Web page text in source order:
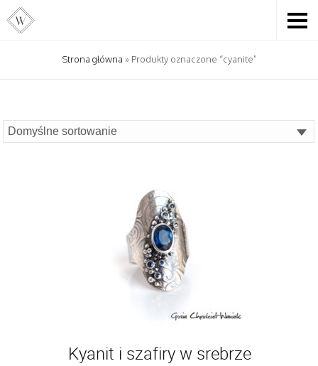
Strona główna » Produkty oznaczone “cyanite”
Kyanit i szafiry w srebrze